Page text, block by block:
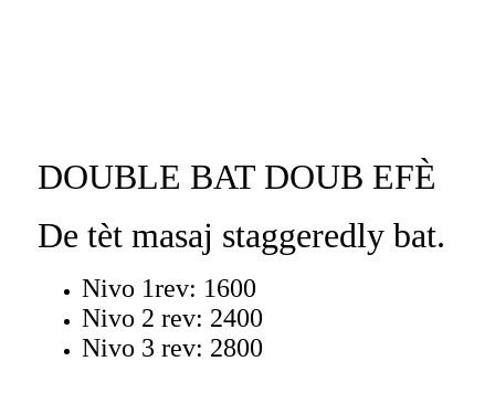
DOUBLE BAT DOUB EFÈ
De tèt masaj staggeredly bat.
Nivo 1rev: 1600
Nivo 2 rev: 2400
Nivo 3 rev: 2800